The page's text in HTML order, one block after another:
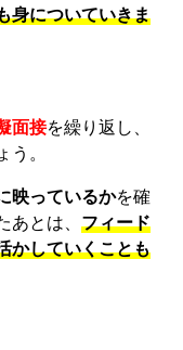
身についていきま
面接を繰り返し、
う。
映っているかを確
とは、 フィード
かしていくことも